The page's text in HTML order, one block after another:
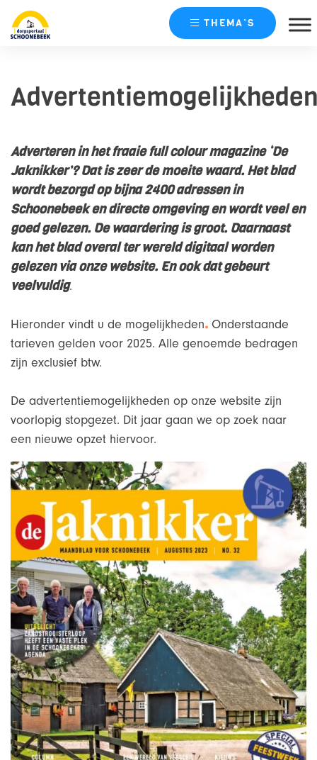
content
THEMA’S
Adverteren in het fraaie full colour magazine ‘De
Jaknikker’? Dat is zeer de moeite waard. Het blad
wordt bezorgd op bijna 2400 adressen in
Schoonebeek en directe omgeving en wordt veel en
goed gelezen. De waardering is groot. Daarnaast
kan het blad overal ter wereld digitaal worden
gelezen via onze website. En ook dat gebeurt
veelvuldig.
Hieronder vindt u de mogelijkheden. Onderstaande
tarieven gelden voor 2025. Alle genoemde bedragen
zijn exclusief btw.
De advertentiemogelijkheden op onze website zijn
voorlopig stopgezet. Dit jaar gaan we op zoek naar
een nieuwe opzet hiervoor.